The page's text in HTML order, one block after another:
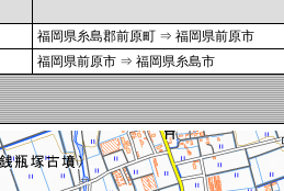
福岡県糸島郡前原町 ⇒ 福岡県前原市
福岡県前原市 ⇒ 福岡県糸島市